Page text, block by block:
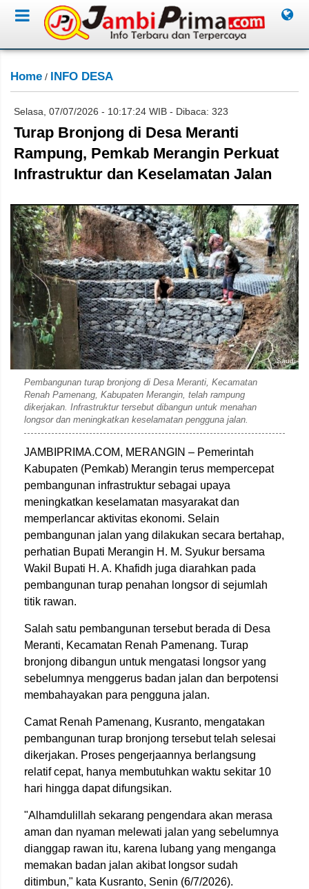
Home / INFO DESA
Selasa, 07/07/2026 - 10:17:24 WIB - Dibaca: 323
Turap Bronjong di Desa Meranti
Rampung, Pemkab Merangin Perkuat
Infrastruktur dan Keselamatan Jalan
Saudi
Pembangunan turap bronjong di Desa Meranti, Kecamatan
Renah Pamenang, Kabupaten Merangin, telah rampung
dikerjakan. Infrastruktur tersebut dibangun untuk menahan
longsor dan meningkatkan keselamatan pengguna jalan.
JAMBIPRIMA.COM, MERANGIN – Pemerintah
Kabupaten (Pemkab) Merangin terus mempercepat
pembangunan infrastruktur sebagai upaya
meningkatkan keselamatan masyarakat dan
memperlancar aktivitas ekonomi. Selain
pembangunan jalan yang dilakukan secara bertahap,
perhatian Bupati Merangin H. M. Syukur bersama
Wakil Bupati H. A. Khafidh juga diarahkan pada
pembangunan turap penahan longsor di sejumlah
titik rawan.
Salah satu pembangunan tersebut berada di Desa
Meranti, Kecamatan Renah Pamenang. Turap
bronjong dibangun untuk mengatasi longsor yang
sebelumnya menggerus badan jalan dan berpotensi
membahayakan para pengguna jalan.
Camat Renah Pamenang, Kusranto, mengatakan
pembangunan turap bronjong tersebut telah selesai
dikerjakan. Proses pengerjaannya berlangsung
relatif cepat, hanya membutuhkan waktu sekitar 10
hari hingga dapat difungsikan.
"Alhamdulillah sekarang pengendara akan merasa
aman dan nyaman melewati jalan yang sebelumnya
dianggap rawan itu, karena lubang yang menganga
memakan badan jalan akibat longsor sudah
ditimbun," kata Kusranto, Senin (6/7/2026).